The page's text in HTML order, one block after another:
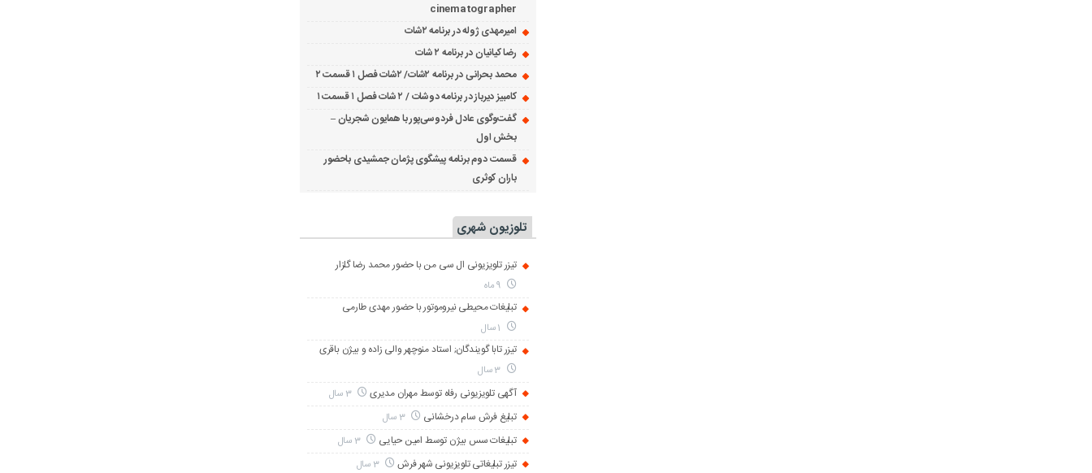
cinematographer
امیرمهدی ژوله در برنامه ۲شات
رضا کیانیان در برنامه ۲ شات
محمد بحرانی در برنامه ۲شات/ ۲شات فصل ۱ قسمت ۲
کامبیز دیرباز در برنامه دوشات / ۲ شات فصل ۱ قسمت ۱
گفت‌وگوی عادل فردوسی‌پور با همایون شجریان –
بخش اول
قسمت دوم برنامه پیشگوی پژمان جمشیدی باحضور
باران کوثری
تلوزیون شهری
تیزر تلویزیونی ال سی من با حضور محمد رضا گلزار
تبلیغات محیطی نیروموتور با حضور مهدی طارمی
تیزر تابا گویندگان; استاد منوچهر والی زاده و بیژن باقری
آگهی تلویزیونی رفاه توسط مهران مدیری 3 سال
تبلیغ فرش سام درخشانی 3 سال
تبلیغات سس بیژن توسط امین حیایی 3 سال
تیزر تبلیغاتی تلویزیونی شهر فرش 3 سال